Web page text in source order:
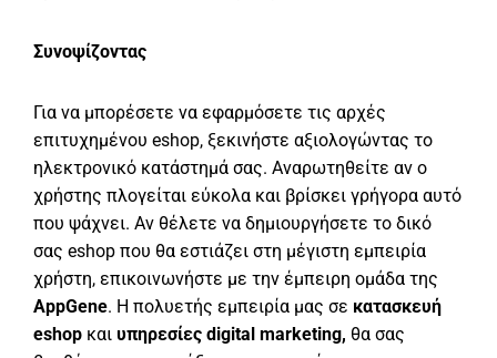
Συνοψίζοντας
Για να μπορέσετε να εφαρμόσετε τις αρχές
επιτυχημένου eshop, ξεκινήστε αξιολογώντας το
ηλεκτρονικό κατάστημά σας. Αναρωτηθείτε αν ο
χρήστης πλογείται εύκολα και βρίσκει γρήγορα αυτό
που ψάχνει. Αν θέλετε να δημιουργήσετε το δικό
σας eshop που θα εστιάζει στη μέγιστη εμπειρία
χρήστη, επικοινωνήστε με την έμπειρη ομάδα της
AppGene. Η πολυετής εμπειρία μας σε κατασκευή
eshop και υπηρεσίες digital marketing, θα σας